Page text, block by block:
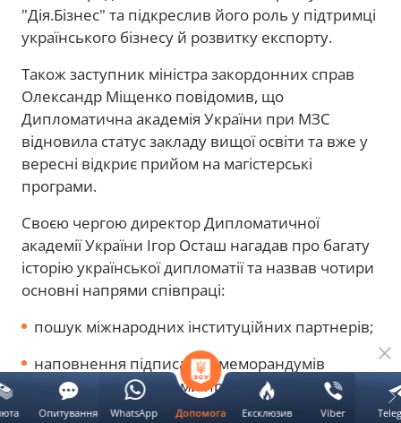
"Дія.Бізнес" та підкреслив його роль у підтримці
українського бізнесу й розвитку експорту.
Також заступник міністра закордонних справ
Олександр Міщенко повідомив, що
Дипломатична академія України при МЗС
відновила статус закладу вищої освіти та вже у
вересні відкриє прийом на магістерські
програми.
Своєю чергою директор Дипломатичної
академії України Ігор Осташ нагадав про багату
історію української дипломатії та назвав чотири
основні напрями співпраці:
пошук міжнародних інституційних партнерів;
наповнення підписаних меморандумів
реальними спільними проєктами;
Допомога Ексклюзив Viber
Опитування WhatsApp